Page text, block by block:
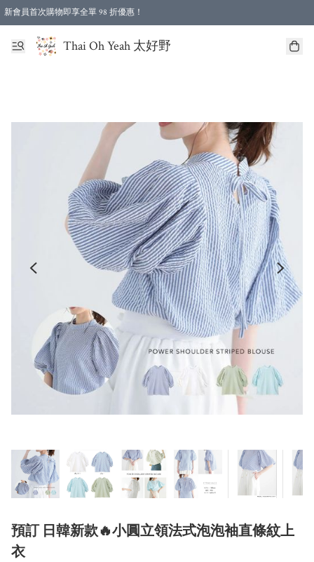
新會員首次購物即享全單 98 折優惠！
特選會員可享全單低至 96 折優惠！
Thai Oh Yeah 太好野
預訂 日韓新款🔥小圓立領法式泡泡袖直條紋上
衣